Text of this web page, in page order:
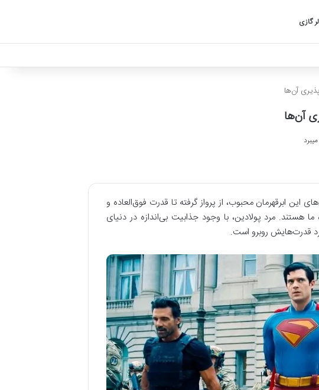
گازی
آن‌ها
آن‌ها
ابرقهرمان محبوب، از پرواز گرفته تا قدرت فوق‌العاده و
هستند. مرد پولادین، با وجود جذابیت بی‌اندازه در دنیای
قدرت‌هایش روبرو است.